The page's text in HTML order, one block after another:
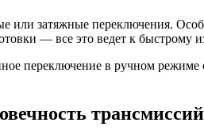
затяжные переключения.
— все это ведет к быстрому
переключение в ручном